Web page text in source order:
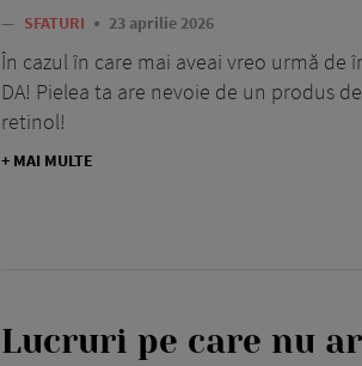
— SFATURI 23 aprilie 2026
În cazul în care mai aveai vreo urmă de
DA! Pielea ta are nevoie de un produs
retinol!
+ MAI MULTE
Lucruri pe care nu